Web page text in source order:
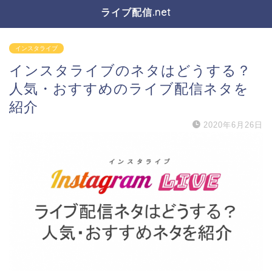
ライブ配信.net
インスタライブ
インスタライブのネタはどうする？
人気・おすすめのライブ配信ネタを
紹介
2020年6月26日